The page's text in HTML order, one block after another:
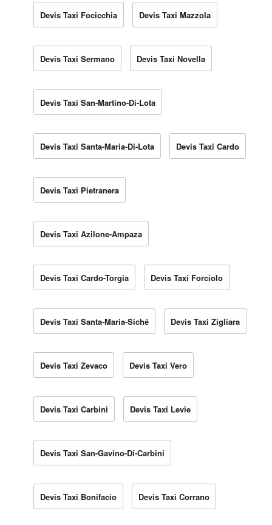
Devis Taxi Focicchia Devis Taxi Mazzola
Devis Taxi Sermano Devis Taxi Novella
Devis Taxi San-Martino-Di-Lota
Devis Taxi Santa-Maria-Di-Lota Devis Taxi Cardo
Devis Taxi Pietranera
Devis Taxi Azilone-Ampaza
Devis Taxi Cardo-Torgia Devis Taxi Forciolo
Devis Taxi Santa-Maria-Siché Devis Taxi Zigliara
Devis Taxi Zevaco Devis Taxi Vero
Devis Taxi Carbini Devis Taxi Levie
Devis Taxi San-Gavino-Di-Carbini
Devis Taxi Bonifacio Devis Taxi Corrano